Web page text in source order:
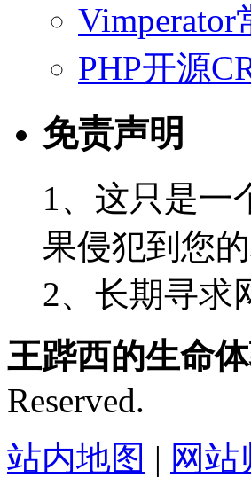
PHP开源
免责声明
1、这只是一
果侵犯到您
2、长期寻求
王跸西的生命
Reserved.
站内地图 | 网站